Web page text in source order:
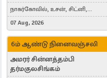
நாகர்கோவில், உசன், சிட்னி,
Australia
07 Aug, 2026
6ம் ஆண்டு நினைவஞ்சலி
அமரர் சின்னத்தம்பி
தர்மகுலசிங்கம்